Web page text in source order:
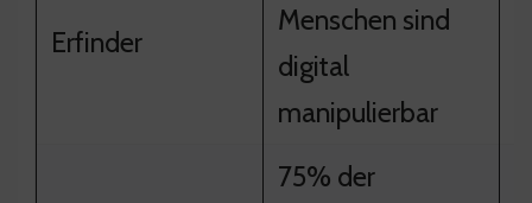
Erfinder
Menschen sind
digital
manipulierbar
75% der